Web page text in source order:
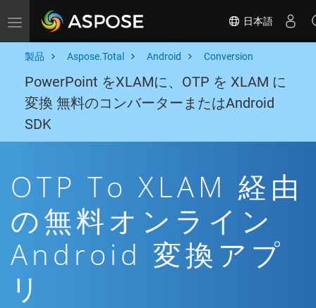
Toggle navigation 日本語
製品 Aspose.Total Android Conversion
PowerPoint をXLAMに、OTP を XLAM に
変換 無料のコンバーターまたはAndroid
SDK
OTP To XLAM 経由
の無料オンライン
Android 変換アプ
リ